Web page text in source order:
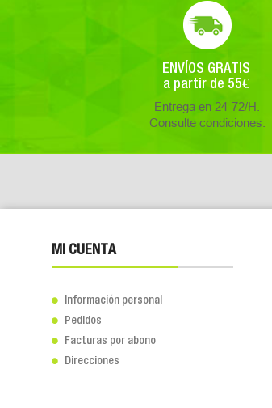
ENVÍOS GRATIS
a partir de 55€
Entrega en 24-72/H.
Consulte condiciones.
MI CUENTA
 Información personal
 Pedidos
 Facturas por abono
 Direcciones